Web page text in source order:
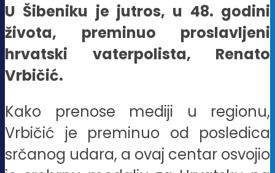
U Šibeniku je jutros, u 48. godini
života, preminuo proslavljeni
hrvatski vaterpolista, Renato
Vrbičić.
Kako prenose mediji u regionu,
Vrbičić je preminuo od posledica
srčanog udara, a ovaj centar osvojio